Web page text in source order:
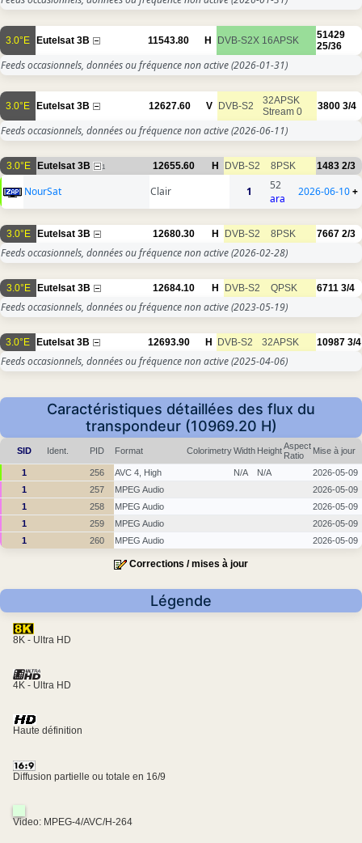
3.0°E Eutelsat 3B 11543.80 H DVB-S2X 16APSK
51429
25/36
Feeds occasionnels, données ou fréquence non active(2026-01-31)
3.0°E Eutelsat 3B 12627.60 V DVB-S2
32APSK
Stream 0
3800 3/4
Feeds occasionnels, données ou fréquence non active(2026-06-11)
3.0°E Eutelsat 3B 1 12655.60 H DVB-S2 8PSK 1483 2/3
NourSat Clair 1
52
ara
2026-06-10+
3.0°E Eutelsat 3B 12680.30 H DVB-S2 8PSK 7667 2/3
Feeds occasionnels, données ou fréquence non active(2026-02-28)
3.0°E Eutelsat 3B 12684.10 H DVB-S2 QPSK 6711 3/4
Feeds occasionnels, données ou fréquence non active(2023-05-19)
3.0°E Eutelsat 3B 12693.90 H DVB-S2 32APSK 10987 3/4
Feeds occasionnels, données ou fréquence non active(2025-04-06)
Caractéristiques détaillées des flux du
transpondeur (10969.20 H)
SID Ident. PID Format ColorimetryWidth HeightAspect
Ratio
Mise à jour
1 256 AVC 4, High N/A N/A
2026-05-09
1
257 MPEG Audio
2026-05-09
1
258 MPEG Audio
2026-05-09
1
259 MPEG Audio
2026-05-09
1
260 MPEG Audio 2026-05-09
Corrections / mises à jour
Légende
8K - Ultra HD
4K - Ultra HD
Haute définition
Diffusion partielle ou totale en 16/9
Video: MPEG-4/AVC/H-264